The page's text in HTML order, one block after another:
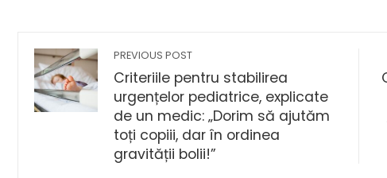
PREVIOUS POST
Criteriile pentru stabilirea
urgențelor pediatrice, explicate
de un medic: „Dorim să ajutăm
toți copiii, dar în ordinea
gravității bolii!”